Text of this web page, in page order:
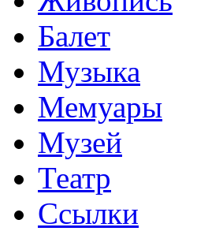
Балет
Музыка
Мемуары
Музей
Театр
Ссылки